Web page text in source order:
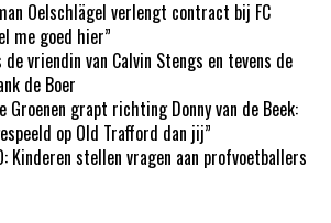
Oelschlägel verlengt contract bij FC
me goed hier”
vriendin van Calvin Stengs en tevens de
de Boer
Groenen grapt richting Donny van de Beek:
op Old Trafford dan jij”
Kinderen stellen vragen aan profvoetballers